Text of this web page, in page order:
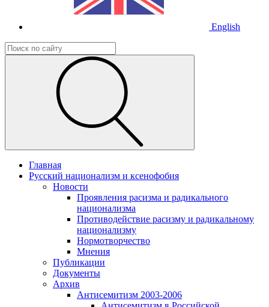
English
Главная
Русский национализм и ксенофобия
Новости
Проявления расизма и радикального
национализма
Противодействие расизму и радикальному
национализму
Нормотворчество
Мнения
Публикации
Документы
Архив
Антисемитизм 2003-2006